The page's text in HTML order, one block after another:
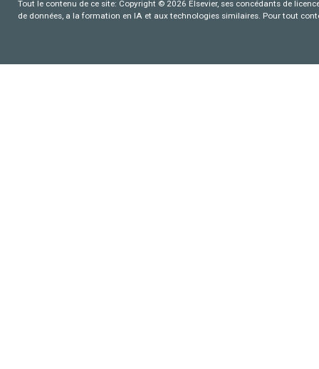
Tout le contenu de ce site: Copyright © 2026 Elsevier, ses concédants de
de données, a la formation en IA et aux technologies similaires. Pour tout